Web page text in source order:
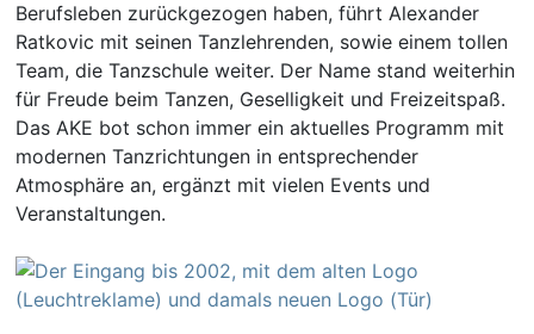
Berufsleben zurückgezogen haben, führt Alexander
Ratkovic mit seinen Tanzlehrenden, sowie einem tollen
Team, die Tanzschule weiter. Der Name stand weiterhin
für Freude beim Tanzen, Geselligkeit und Freizeitspaß.
Das AKE bot schon immer ein aktuelles Programm mit
modernen Tanzrichtungen in entsprechender
Atmosphäre an, ergänzt mit vielen Events und
Veranstaltungen.